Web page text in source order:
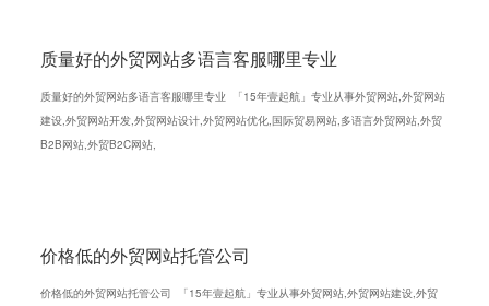
质量好的外贸网站多语言客服哪里专业
质量好的外贸网站多语言客服哪里专业 「15年壹起航」专业从事外贸网站,外贸网站
建设,外贸网站开发,外贸网站设计,外贸网站优化,国际贸易网站,多语言外贸网站,外贸
B2B网站,外贸B2C网站,
价格低的外贸网站托管公司
价格低的外贸网站托管公司 「15年壹起航」专业从事外贸网站,外贸网站建设,外贸